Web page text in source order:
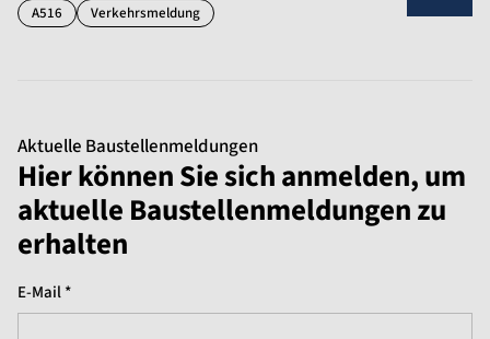
A516 Verkehrsmeldung
Aktuelle Baustellenmeldungen
Hier können Sie sich anmelden, um
aktuelle Baustellenmeldungen zu
erhalten
E-Mail *